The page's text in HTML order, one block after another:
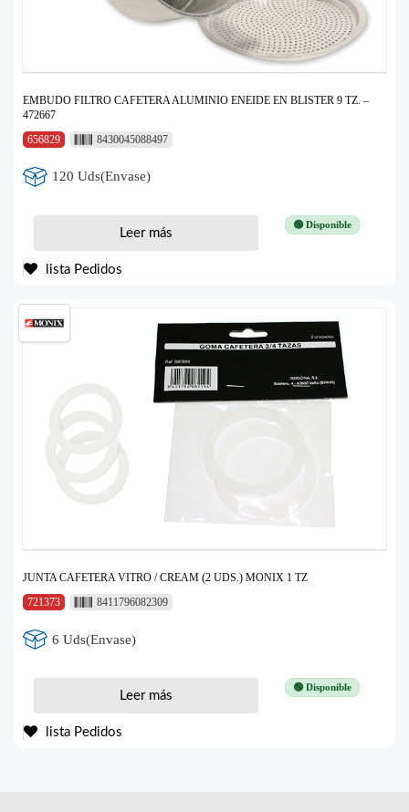
EMBUDO FILTRO CAFETERA ALUMINIO ENEIDE EN BLISTER 9 TZ. –
472667
656829
8430045088497
120 Uds(Envase)
🟢 Disponible
Leer más
lista Pedidos
JUNTA CAFETERA VITRO / CREAM (2 UDS.) MONIX 1 TZ
721373
8411796082309
6 Uds(Envase)
🟢 Disponible
Leer más
lista Pedidos